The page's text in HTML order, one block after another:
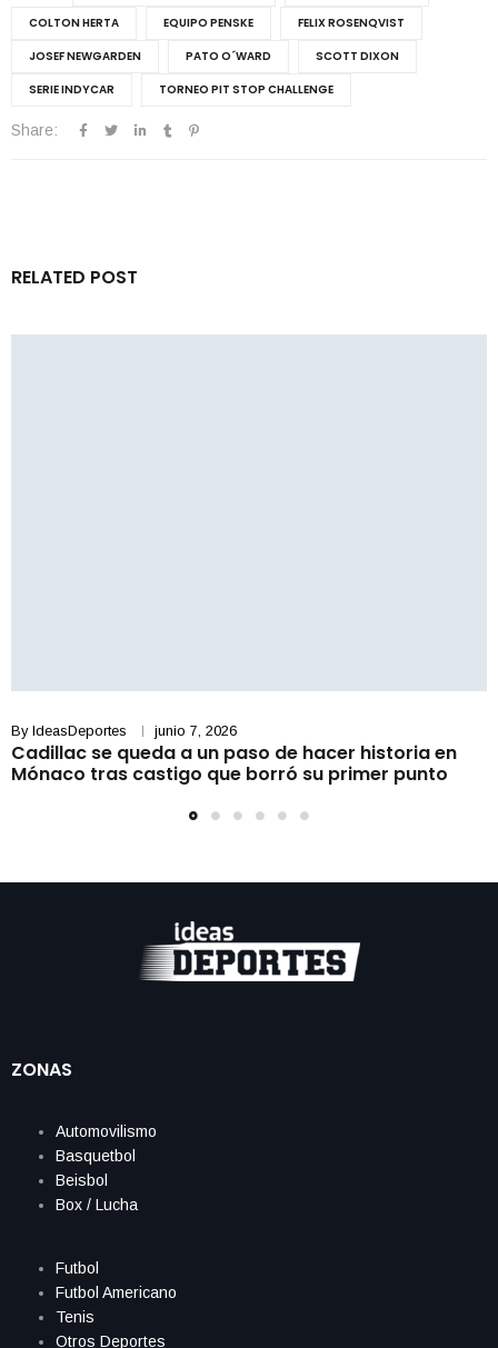
COLTON HERTA
EQUIPO PENSKE
FELIX ROSENQVIST
JOSEF NEWGARDEN
PATO O´WARD
SCOTT DIXON
SERIE INDYCAR
TORNEO PIT STOP CHALLENGE
Share:
RELATED POST
By IdeasDeportes junio 7, 2026
Cadillac se queda a un paso de hacer historia en
Mónaco tras castigo que borró su primer punto
ZONAS
Automovilismo
Basquetbol
Beisbol
Box / Lucha
Futbol
Futbol Americano
Tenis
Otros Deportes